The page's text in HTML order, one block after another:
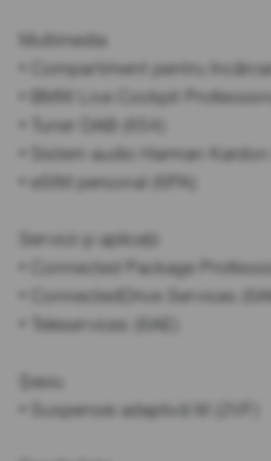
Multimedia
• Compartiment pentru
• BMW Live Cockpit
• Tuner DAB (654)
• Sistem audio Harman
• eSIM personal (6PA)
Servicii și aplicații
• Connected Package
• ConnectedDrive Services
• Teleservices (6AE)
Șasiu
• Suspensie adaptivă M (2VF)